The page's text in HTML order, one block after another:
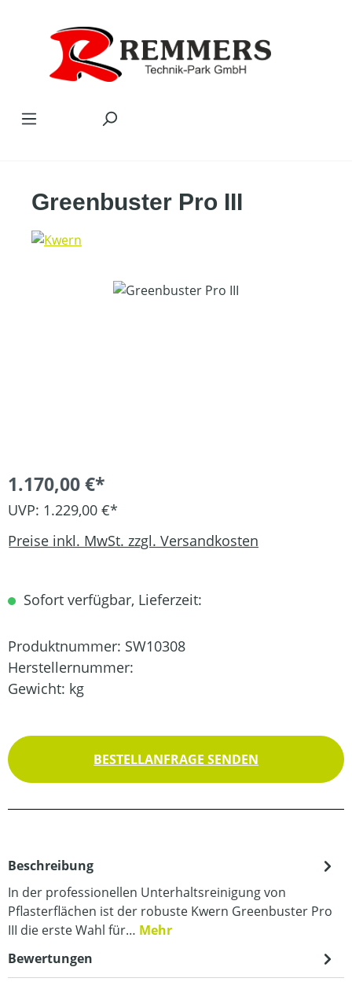
Greenbuster Pro III
Bildergalerie überspringen
1.170,00 €*
UVP: 1.229,00 €*
Preise inkl. MwSt. zzgl. Versandkosten
Sofort verfügbar, Lieferzeit:
Produktnummer: SW10308
Herstellernummer:
Gewicht: kg
BESTELLANFRAGE SENDEN
Beschreibung
In der professionellen Unterhaltsreinigung von
Pflasterflächen ist der robuste Kwern Greenbuster Pro
III die erste Wahl für… Mehr
Bewertungen